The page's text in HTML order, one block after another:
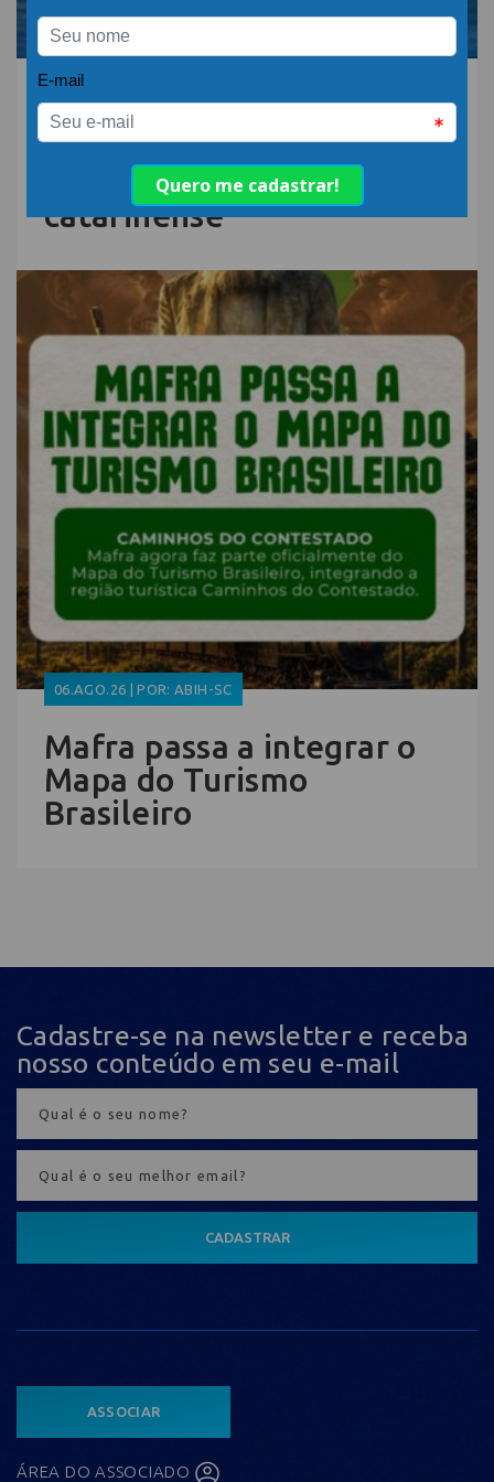
06.AGO.26 | POR: ABIH-SC
Sebrae/SC e Movimento
Big Wave lançam Rota do
Big Surf no Sul
catarinense
06.AGO.26 | POR: ABIH-SC
Mafra passa a integrar o
Mapa do Turismo
Brasileiro
Cadastre-se na newsletter e receba
nosso conteúdo em seu e-mail
CADASTRAR
ASSOCIAR
ÁREA DO ASSOCIADO